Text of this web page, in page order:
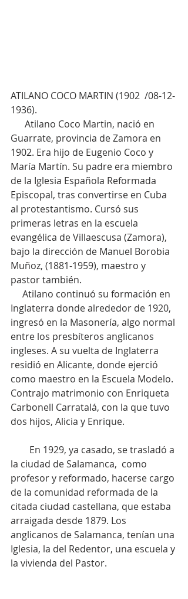
ATILANO COCO MARTIN (1902  /08-12-
1936).
Guarrate, provincia de Zamora en
1902. Era hijo de Eugenio Coco y
María Martín. Su padre era miembro
de la Iglesia Española Reformada
Episcopal, tras convertirse en Cuba
al protestantismo. Cursó sus
primeras letras en la escuela
evangélica de Villaescusa (Zamora),
bajo la dirección de Manuel Borobia
Muñoz, (1881-1959), maestro y
pastor también.
Inglaterra donde alrededor de 1920,
ingresó en la Masonería, algo normal
entre los presbíteros anglicanos
ingleses. A su vuelta de Inglaterra
residió en Alicante, donde ejerció
como maestro en la Escuela Modelo.
Contrajo matrimonio con Enriqueta
Carbonell Carratalá, con la que tuvo
dos hijos, Alicia y Enrique.
la ciudad de Salamanca,  como
profesor y reformado, hacerse cargo
de la comunidad reformada de la
citada ciudad castellana, que estaba
arraigada desde 1879. Los
anglicanos de Salamanca, tenían una
Iglesia, la del Redentor, una escuela y
la vivienda del Pastor.